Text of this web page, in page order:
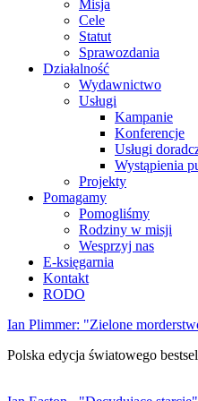
Misja
Cele
Statut
Sprawozdania
Działalność
Wydawnictwo
Usługi
Kampanie
Konferencje
Usługi
Wystąpienia
Projekty
Pomagamy
Pomogliśmy
Rodziny w misji
Wesprzyj nas
E-księgarnia
Kontakt
RODO
Ian Plimmer: "Zielone
Polska edycja światowego